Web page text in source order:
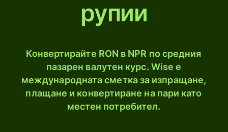
рупии
Конвертирайте RON в NPR по средния
пазарен валутен курс. Wise е
международната сметка за изпращане,
плащане и конвертиране на пари като
местен потребител.